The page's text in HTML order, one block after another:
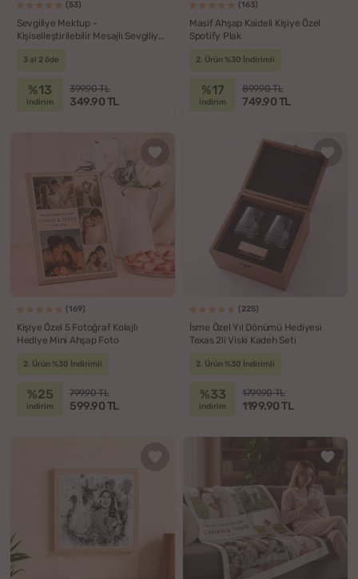
(53)
Sevgiliye Mektup -
Kişiselleştirilebilir Mesajlı Sevgiliye
3 al 2 öde
%13
indirim
399.90 TL
349.90 TL
(163)
Masif Ahşap Kaideli Kişiye Özel
Spotify Plak
2. Ürün %30 İndirimli
%17
indirim
899.90 TL
749.90 TL
(169)
Kişiye Özel 5 Fotoğraf Kolajlı
Hediye Mini Ahşap Foto
2. Ürün %30 İndirimli
%25
indirim
799.90 TL
599.90 TL
(225)
İsme Özel Yıl Dönümü Hediyesi
Texas 2li Viski Kadeh Seti
2. Ürün %30 İndirimli
%33
indirim
1799.90 TL
1199.90 TL